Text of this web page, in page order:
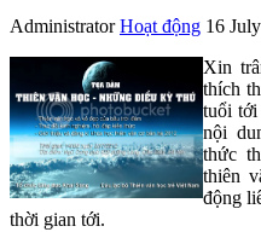
Administrator Hoạt động 16
Xin
thích
tuổi tới
nội
thức
thiên
động
thời gian tới.